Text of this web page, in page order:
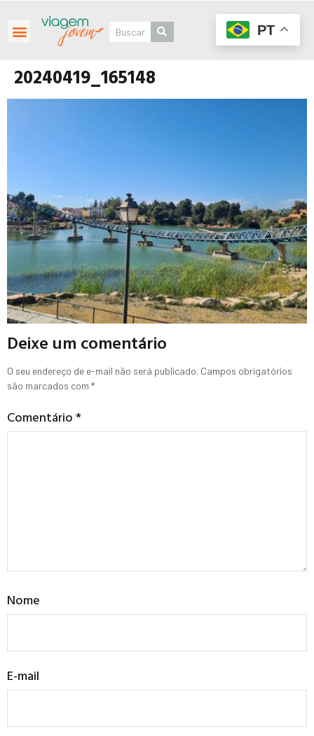
20240419_165148
Deixe um comentário
O seu endereço de e-mail não será publicado. Campos obrigatórios
são marcados com *
Comentário*
Nome
E-mail
PT